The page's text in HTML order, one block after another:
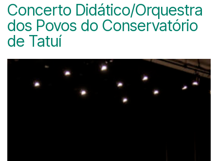
Concerto Didático/Orquestra
dos Povos do Conservatório
de Tatuí